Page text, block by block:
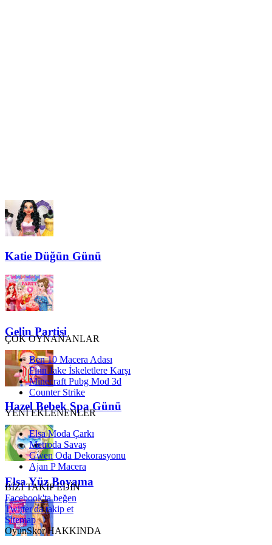
Katie Düğün Günü
Gelin Partisi
Hazel Bebek Spa Günü
Elsa Yüz Boyama
ÇOK OYNANANLAR
Ben 10 Macera Adası
Finn Jake İskeletlere Karşı
Minecraft Pubg Mod 3d
Counter Strike
YENİ EKLENENLER
Elsa Moda Çarkı
Metroda Savaş
Gwen Oda Dekorasyonu
Ajan P Macera
BİZİ TAKİP EDİN
Facebook'ta beğen
Twitter'da takip et
Sitemap
OyunSkor HAKKINDA